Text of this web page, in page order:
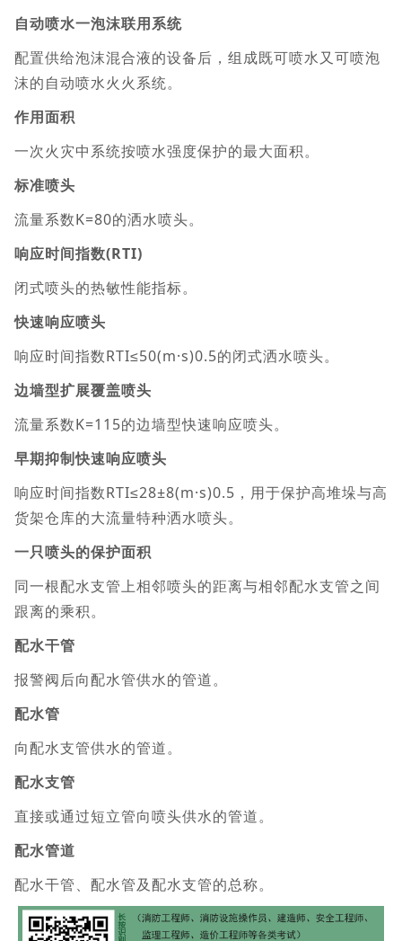
自动喷水一泡沫联用系统
配置供给泡沫混合液的设备后，组成既可喷水又可喷泡
沫的自动喷水火火系统。
作用面积
一次火灾中系统按喷水强度保护的最大面积。
标准喷头
流量系数K=80的洒水喷头。
响应时间指数(RTI)
闭式喷头的热敏性能指标。
快速响应喷头
响应时间指数RTI≤50(m·s)0.5的闭式洒水喷头。
边墙型扩展覆盖喷头
流量系数K=115的边墙型快速响应喷头。
早期抑制快速响应喷头
响应时间指数RTI≤28±8(m·s)0.5，用于保护高堆垛与高
货架仓库的大流量特种洒水喷头。
一只喷头的保护面积
同一根配水支管上相邻喷头的距离与相邻配水支管之间
跟离的乘积。
配水干管
报警阀后向配水管供水的管道。
配水管
向配水支管供水的管道。
配水支管
直接或通过短立管向喷头供水的管道。
配水管道
配水干管、配水管及配水支管的总称。